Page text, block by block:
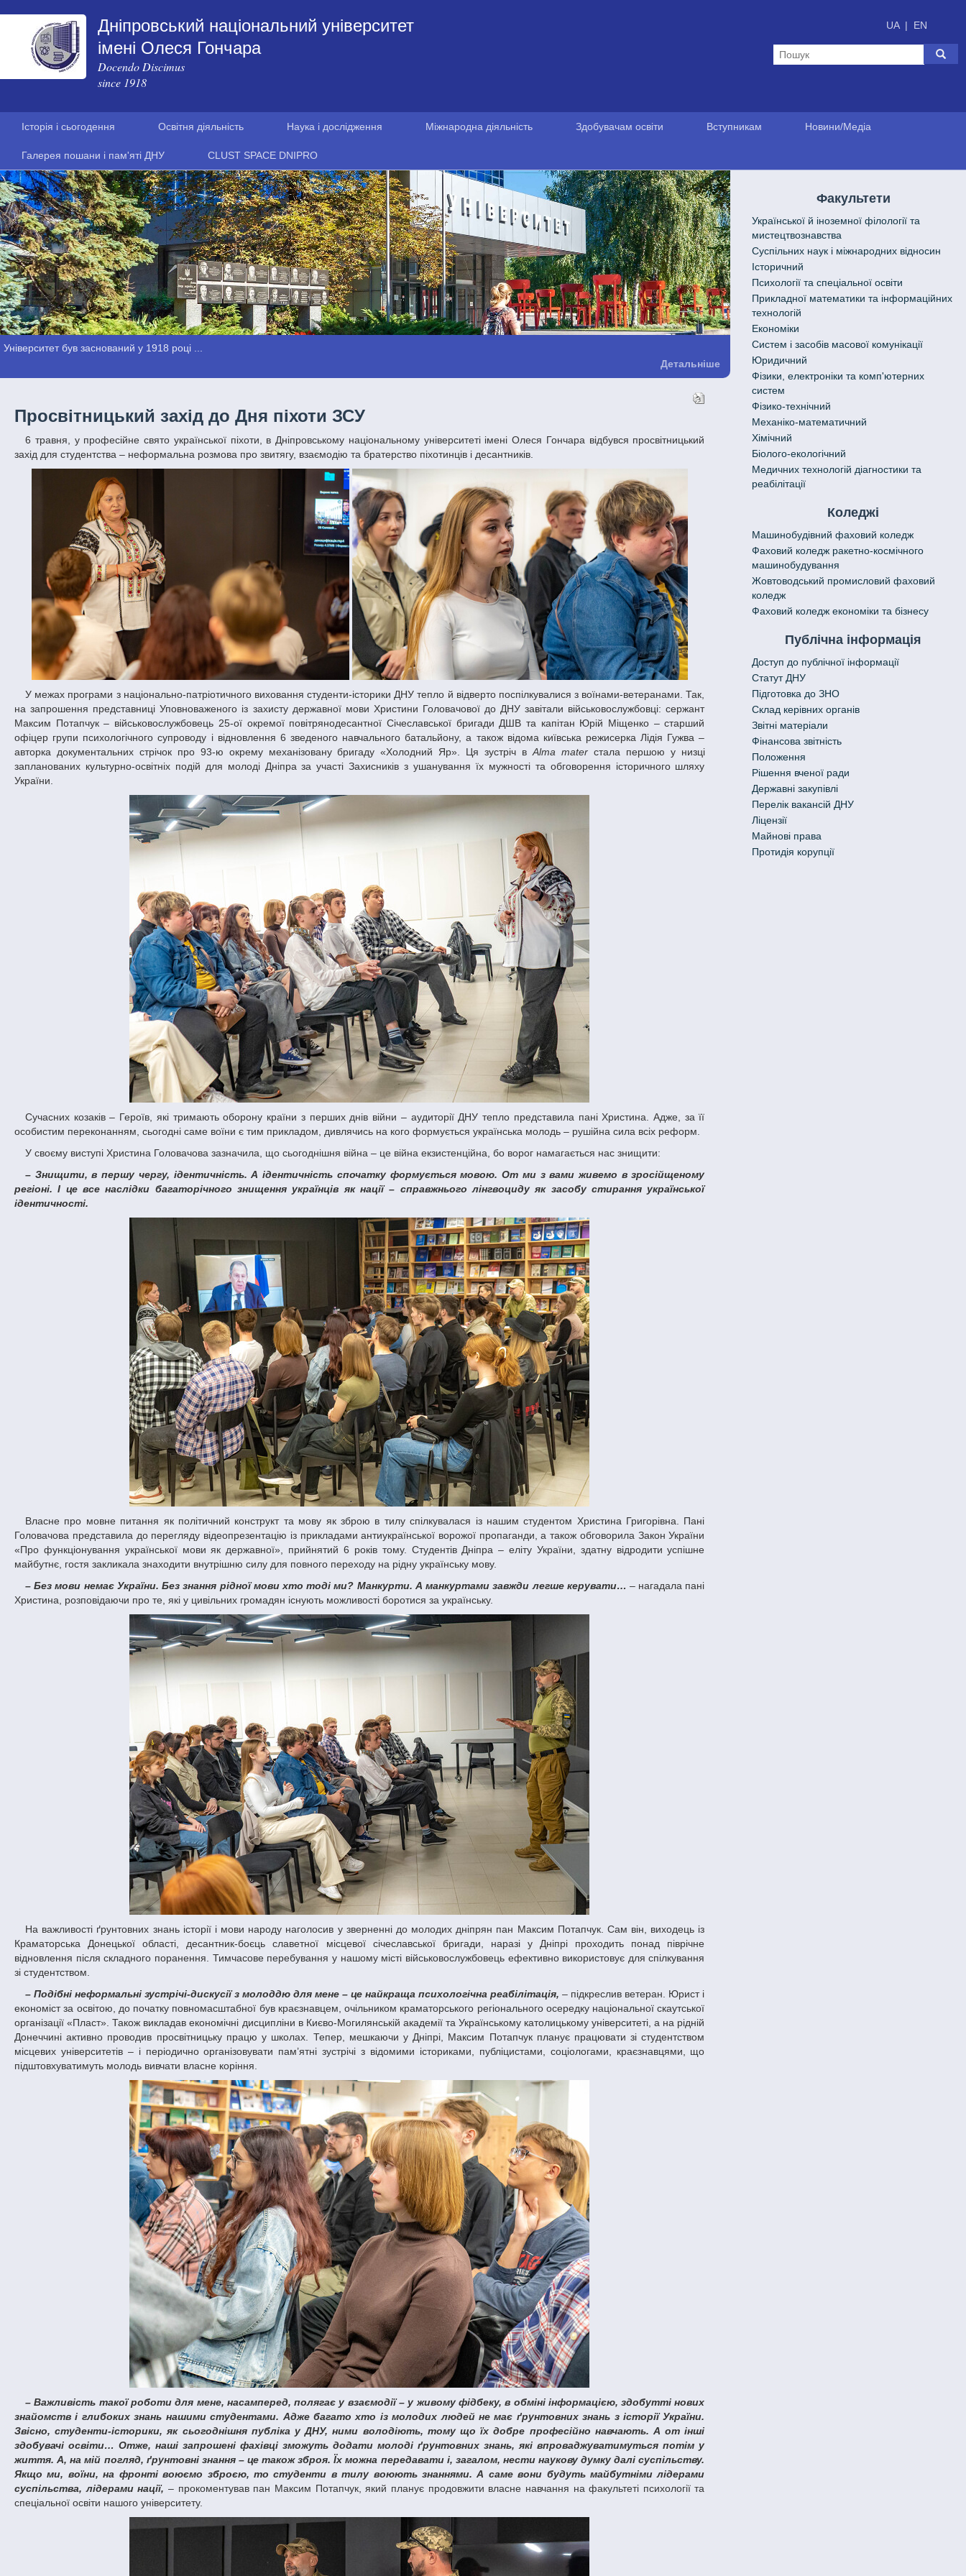
Дніпровський національний університет
імені Олеся Гончара
Docendo Discimus
since 1918
UA | EN
Історія і сьогодення Освітня діяльність Наука і дослідження Міжнародна діяльність Здобувачам освіти Вступникам Новини/Медіа
Галерея пошани і пам'яті ДНУ CLUST SPACE DNIPRO
Університет був заснований у 1918 році ...
Детальніше
Просвітницький захід до Дня піхоти ЗСУ
6 травня, у професійне свято української піхоти, в Дніпровському національному університеті імені Олеся Гончара відбувся просвітницький
захід для студентства – неформальна розмова про звитягу, взаємодію та братерство піхотинців і десантників.
У межах програми з національно-патріотичного виховання студенти-історики ДНУ тепло й відверто поспілкувалися з воїнами-ветеранами. Так,
на запрошення представниці Уповноваженого із захисту державної мови Христини Головачової до ДНУ завітали військовослужбовці: сержант
Максим Потапчук – військовослужбовець 25-ої окремої повітрянодесантної Січеславської бригади ДШВ та капітан Юрій Міщенко – старший
офіцер групи психологічного супроводу і відновлення 6 зведеного навчального батальйону, а також відома київська режисерка Лідія Гужва –
авторка документальних стрічок про 93-ю окрему механізовану бригаду «Холодний Яр». Ця зустріч в Alma materстала першою у низці
запланованих культурно-освітніх подій для молоді Дніпра за участі Захисників з ушанування їх мужності та обговорення історичного шляху
України.
Сучасних козаків – Героїв, які тримають оборону країни з перших днів війни – аудиторії ДНУ тепло представила пані Христина. Адже, за її
особистим переконанням, сьогодні саме воїни є тим прикладом, дивлячись на кого формується українська молодь – рушійна сила всіх реформ.
У своєму виступі Христина Головачова зазначила, що сьогоднішня війна – це війна екзистенційна, бо ворог намагається нас знищити:
– Знищити, в першу чергу, ідентичність. А ідентичність спочатку формується мовою. От ми з вами живемо в зросійщеному
регіоні. І це все наслідки багаторічного знищення українців як нації – справжнього лінгвоциду як засобу стирання української
ідентичності.
Власне про мовне питання як політичний конструкт та мову як зброю в тилу спілкувалася із нашим студентом Христина Григорівна. Пані
Головачова представила до перегляду відеопрезентацію із прикладами антиукраїнської ворожої пропаганди, а також обговорила Закон України
«Про функціонування української мови як державної», прийнятий 6 років тому. Студентів Дніпра – еліту України, здатну відродити успішне
майбутнє, гостя закликала знаходити внутрішню силу для повного переходу на рідну українську мову.
– Без мови немає України. Без знання рідної мови хто тоді ми? Манкурти. А манкуртами завжди легше керувати… – нагадала пані
Христина, розповідаючи про те, які у цивільних громадян існують можливості боротися за українську.
На важливості ґрунтовних знань історії і мови народу наголосив у зверненні до молодих дніпрян пан Максим Потапчук. Сам він, виходець із
Краматорська Донецької області, десантник-боєць славетної місцевої січеславської бригади, наразі у Дніпрі проходить понад піврічне
відновлення після складного поранення. Тимчасове перебування у нашому місті військовослужбовець ефективно використовує для спілкування
зі студентством.
– Подібні неформальні зустрічі-дискусії з молоддю для мене – це найкраща психологічна реабілітація, – підкреслив ветеран. Юрист і
економіст за освітою, до початку повномасштабної був краєзнавцем, очільником краматорського регіонального осередку національної скаутської
організації «Пласт». Також викладав економічні дисципліни в Києво-Могилянській академії та Українському католицькому університеті, а на рідній
Донеччині активно проводив просвітницьку працю у школах. Тепер, мешкаючи у Дніпрі, Максим Потапчук планує працювати зі студентством
місцевих університетів – і періодично організовувати пам’ятні зустрічі з відомими істориками, публіцистами, соціологами, краєзнавцями, що
підштовхуватимуть молодь вивчати власне коріння.
– Важливість такої роботи для мене, насамперед, полягає у взаємодії – у живому фідбеку, в обміні інформацією, здобутті нових
знайомств і глибоких знань нашими студентами. Адже багато хто із молодих людей не має ґрунтовних знань з історії України.
Звісно, студенти-історики, як сьогоднішня публіка у ДНУ, ними володіють, тому що їх добре професійно навчають. А от інші
здобувачі освіти… Отже, наші запрошені фахівці зможуть додати молоді ґрунтовних знань, які впроваджуватимуться потім у
життя. А, на мій погляд, ґрунтовні знання – це також зброя. Їх можна передавати і, загалом, нести наукову думку далі суспільству.
Якщо ми, воїни, на фронті воюємо зброєю, то студенти в тилу воюють знаннями. А саме вони будуть майбутніми лідерами
суспільства, лідерами нації, – прокоментував пан Максим Потапчук, який планує продовжити власне навчання на факультеті психології та
спеціальної освіти нашого університету.
Факультети
Української й іноземної філології та
мистецтвознавства
Cуспільних наук і міжнародних відносин
Історичний
Психології та спеціальної освіти
Прикладної математики та інформаційних
технологій
Економіки
Систем і засобів масової комунікації
Юридичний
Фізики, електроніки та комп'ютерних
систем
Фізико-технічний
Механіко-математичний
Хімічний
Біолого-екологічний
Медичних технологій діагностики та
реабілітації
Коледжі
Машинобудівний фаховий коледж
Фаховий коледж ракетно-космічного
машинобудування
Жовтоводський промисловий фаховий
коледж
Фаховий коледж економіки та бізнесу
Публічна інформація
Доступ до публічної інформації
Статут ДНУ
Підготовка до ЗНО
Склад керівних органів
Звітні матеріали
Фінансова звітність
Положення
Рішення вченої ради
Державні закупівлі
Перелік вакансій ДНУ
Ліцензії
Майнові права
Протидія корупції